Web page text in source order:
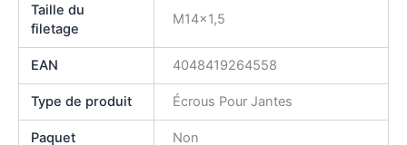
Taille du
filetage
M14x1,5
EAN 4048419264558
Type de produit Écrous Pour Jantes
Paquet Non